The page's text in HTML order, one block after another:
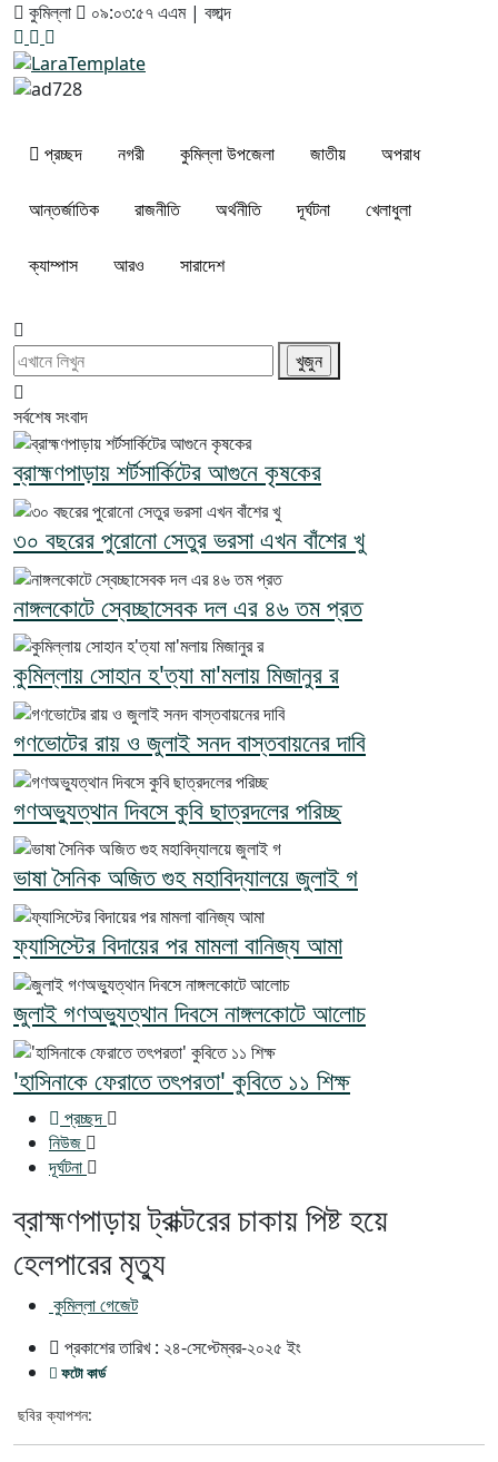
কুমিল্লা ০৯:০৩:৫৮ এএম| বঙ্গাব্দ
প্রচ্ছদ নগরী কুমিল্লা উপজেলা জাতীয় অপরাধ
আন্তর্জাতিক রাজনীতি অর্থনীতি দূর্ঘটনা খেলাধুলা
ক্যাম্পাস আরও সারাদেশ
প্রচ্ছদ
নিউজ
দূর্ঘটনা
ব্রাহ্মণপাড়ায় ট্রাক্টরের চাকায় পিষ্ট হয়ে
হেলপারের মৃত্যু
কুমিল্লা গেজেট
প্রকাশের তারিখ : ২৪-সেপ্টেম্বর-২০২৫ইং
ফটো কার্ড
ছবির ক্যাপশন:
সর্বশেষ সংবাদ
ব্রাহ্মণপাড়ায় শর্টসার্কিটের আগুনে কৃষকের
৩০ বছরের পুরোনো সেতুর ভরসা এখন বাঁশের খু
নাঙ্গলকোটে স্বেচ্ছাসেবক দল এর ৪৬ তম প্রত
কুমিল্লায় সোহান হ'ত্যা মা'মলায় মিজানুর র
গণভোটের রায় ও জুলাই সনদ বাস্তবায়নের দাবি
গণঅভ্যুত্থান দিবসে কুবি ছাত্রদলের পরিচ্ছ
ভাষা সৈনিক অজিত গুহ মহাবিদ্যালয়ে জুলাই গ
ফ্যাসিস্টের বিদায়ের পর মামলা বানিজ্য আমা
জুলাই গণঅভ্যুত্থান দিবসে নাঙ্গলকোটে আলোচ
'হাসিনাকে ফেরাতে তৎপরতা' কুবিতে ১১ শিক্ষ